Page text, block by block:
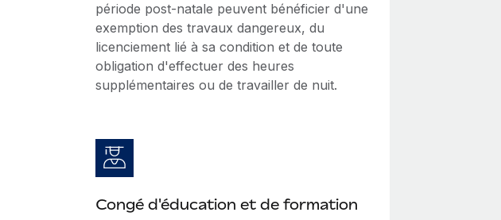
période post-natale peuvent bénéficier d'une
exemption des travaux dangereux, du
licenciement lié à sa condition et de toute
obligation d'effectuer des heures
supplémentaires ou de travailler de nuit.
Congé d'éducation et de formation